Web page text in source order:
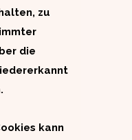
zu
die
kann